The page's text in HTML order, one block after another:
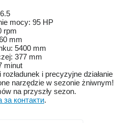
mocy: 95 HP
rpm
mm
5400 mm
377 mm
minut
i precyzyjne działanie
narzędzie w sezonie żniwnym!
na przyszły sezon.
контакти.